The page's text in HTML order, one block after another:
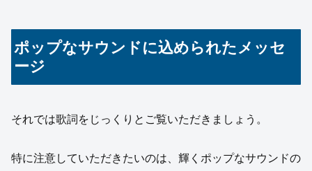
ポップなサウンドに込められたメッセ
ージ
それでは歌詞をじっくりとご覧いただきましょう。
特に注意していただきたいのは、輝くポップなサウンドの